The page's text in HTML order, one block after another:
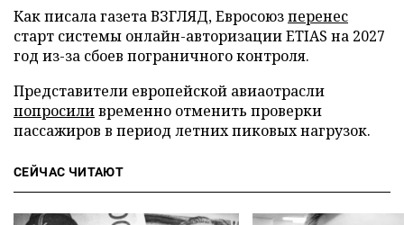
Как писала газета ВЗГЛЯД, Евросоюзперенес
старт системы онлайн-авторизации ETIAS на 2027
год из-за сбоев пограничного контроля.
Представители европейской авиаотрасли
попросиливременно отменить проверки
пассажиров в период летних пиковых нагрузок.
СЕЙЧАС ЧИТАЮТ